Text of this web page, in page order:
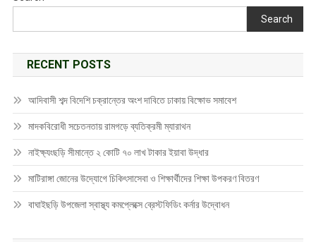
Search
RECENT POSTS
আদিবাসী শব্দ বিদেশি চক্রান্তের অংশ দাবিতে ঢাকায় বিক্ষোভ সমাবেশ
মাদকবিরোধী সচেতনতায় রামগড়ে ব্যতিক্রমী ম্যারাথন
নাইক্ষ্যংছড়ি সীমান্তে ২ কোটি ৭০ লাখ টাকার ইয়াবা উদ্ধার
মাটিরাঙ্গা জোনের উদ্যোগে চিকিৎসাসেবা ও শিক্ষার্থীদের শিক্ষা উপকরণ বিতরণ
বাঘাইছড়ি উপজেলা স্বাস্থ্য কমপ্লেক্সে ব্রেস্টফিডিং কর্নার উদ্বোধন